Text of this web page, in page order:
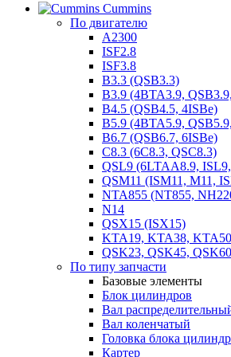
Cummins
По двигателю
A2300
ISF2.8
ISF3.8
B3.3 (QSB3.3)
B3.9 (4BTA3.9,
B4.5 (QSB4.5, 4ISBe)
B5.9 (4BTA5.9,
B6.7 (QSB6.7, 6ISBe)
C8.3 (6C8.3, QSC8.3)
QSL9 (6LTAA8.9,
QSM11 (ISM11, M11,
NTA855 (NT855,
N14
QSX15 (ISX15)
KTA19, KTA38,
QSK23, QSK45,
По типу запчасти
Базовые элементы
Блок цилиндров
Вал
Вал коленчатый
Головка блока
Картер